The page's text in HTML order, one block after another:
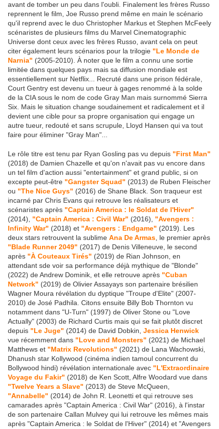
avant de tomber un peu dans l'oubli. Finalement les frères Russo
reprennent le film, Joe Russo prend même en main le scénario
qu'il reprend avec le duo Christopher Markus et Stephen McFeely
scénaristes de plusieurs films du Marvel Cinematographic
Universe dont ceux avec les frères Russo, avant cela on peut
citer également leurs scénarios pour la trilogie "Le Monde de
Narnia" (2005-2010). À noter que le film a connu une sortie
limitée dans quelques pays mais sa diffusion mondiale est
essentiellement sur Netflix... Recruté dans une prison fédérale,
Court Gentry est devenu un tueur à gages renommé à la solde
de la CIA sous le nom de code Gray Man mais surnommé Sierra
Six. Mais le situation change soudainement et radicalement et il
devient une cible pour sa propre organisation qui engage un
autre tueur, redouté et sans scrupule, Lloyd Hansen qui va tout
faire pour éliminer "Gray Man"...
Le rôle titre est tenu par Ryan Gosling pas vu depuis "First Man"
(2018) de Damien Chazelle et qu'on n'avait pas vu encore dans
un tel film d'action aussi "entertainment" et grand public, si on
excepte peut-être "Gangster Squad" (2013) de Ruben Fleischer
ou "The Nice Guys" (2016) de Shane Black. Son traqueur est
incarné par Chris Evans qui retrouve les réalisateurs et
scénaristes après "Captain America : le Soldat de l'Hiver"
(2014),
"Captain America : Civil War" (2016), "Avengers :
Infinity War" (2018) et "Avengers : Endgame" (2019). Les
deux stars retrouvent la sublime Ana De Armas , le premier après
"Blade Runner 2049" (2017) de Denis Villeneuve, le second
après "À Couteaux Tirés" (2019) de Rian Johnson, en
attendant sde voir sa performance déjà mythique de "Blonde"
(2022) de Andrew Dominik, et elle retrouve après "Cuban
Network" (2019) de Olivier Assayays son partenaire brésilien
Wagner Moura révélation du dyptique "Troupe d'Elite" (2007-
2010) de José Padhila. Citons ensuite Billy Bob Thornton vu
notamment dans "U-Turn" (1997) de Oliver Stone ou "Love
Actually" (2003) de Richard Curtis mais qui se fait plutôt discret
depuis "Le Juge" (2014) de David Dobkin, Jessica Henwick
vue récemment dans "Love and Monsters" (2021) de Michael
Matthews et "Matrix Revolutions" (2021) de Lana Wachowski,
Dhanush star Kollywood (cinéma indien tamoul concurrent du
Bollywood hindi) révélation internationale avec "L'Extraordinaire
Voyage du Fakir" (2018) de Ken Scott, Alfre Woodard vue dans
"Twelve Years a Slave" (2013) de Steve McQueen,
"Annabelle" (2014) de John R. Leonetti et qui retrouve ses
camarades après "Captain America : Civil War" (2016), à l'instar
de son partenaire Callan Mulvey qui lui retrouve les mêmes mais
après "Captain America : le Soldat de l'Hiver" (2014) et "Avengers